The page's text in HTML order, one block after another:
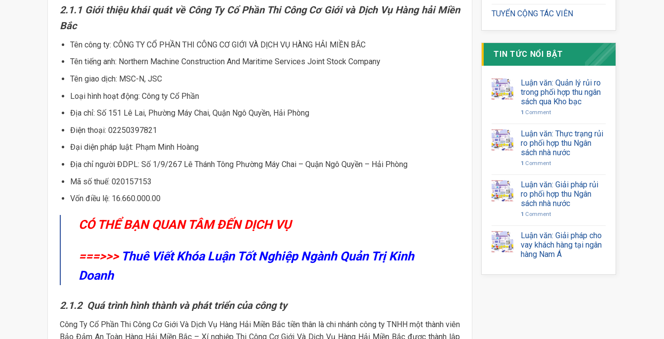
2.1.1 Giới thiệu khái quát về Công Ty Cổ Phần Thi Công Cơ Giới và Dịch Vụ Hàng hải Miền
Bắc
Tên công ty: CÔNG TY CỔ PHẦN THI CÔNG CƠ GIỚI VÀ DỊCH VỤ HÀNG HẢI MIỀN BẮC
Tên tiếng anh: Northern Machine Construction And Maritime Services Joint Stock Company
Tên giao dịch: MSC-N, JSC
Loại hình hoạt động: Công ty Cổ Phần
Địa chỉ: Số 151 Lê Lai, Phường Máy Chai, Quận Ngô Quyền, Hải Phòng
Điện thoại: 02250397821
Đại diện pháp luật: Phạm Minh Hoàng
Địa chỉ người ĐDPL: Số 1/9/267 Lê Thánh Tông Phường Máy Chai – Quận Ngô Quyền – Hải Phòng
Mã số thuế: 020157153
Vốn điều lệ: 16.660.000.00
CÓ THỂ BẠN QUAN TÂM ĐẾN DỊCH VỤ
===>>> Thuê Viết Khóa Luận Tốt Nghiệp Ngành Quản Trị Kinh
Doanh
2.1.2 Quá trình hình thành và phát triển của công ty
Công Ty Cổ Phần Thi Công Cơ Giới Và Dịch Vụ Hàng Hải Miền Bắc tiền thân là chi nhánh công ty TNHH một thành viên
Bảo Đảm An Toàn Hàng Hải Miền Bắc – Xí nghiệp Thi Công Cơ Giới Và Dịch Vụ Hàng Hải Miền Bắc được thành lập
TUYỂN CỘNG TÁC VIÊN
TIN TỨC NỔI BẬT
Luận văn: Quản lý rủi ro
trong phối hợp thu ngân
sách qua Kho bạc
1 Comment
Luận văn: Thực trạng rủi
ro phối hợp thu Ngân
sách nhà nước
1 Comment
Luận văn: Giải pháp rủi
ro phối hợp thu Ngân
sách nhà nước
1 Comment
Luận văn: Giải pháp cho
vay khách hàng tại ngân
hàng Nam Á